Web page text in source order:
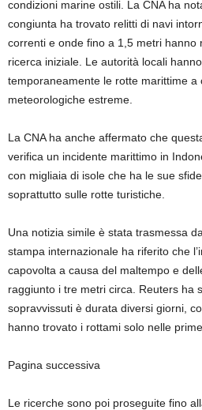
condizioni marine ostili. La CNA ha
congiunta ha trovato relitti di navi
correnti e onde fino a 1,5 metri hanno
ricerca iniziale. Le autorità locali
temporaneamente le rotte marittime a
meteorologiche estreme.
La CNA ha anche affermato che
verifica un incidente marittimo in
con migliaia di isole che ha le sue
soprattutto sulle rotte turistiche.
Una notizia simile è stata trasmessa
stampa internazionale ha riferito che
capovolta a causa del maltempo e
raggiunto i tre metri circa. Reuters ha
sopravvissuti è durata diversi giorni,
hanno trovato i rottami solo nelle
Pagina successiva
Le ricerche sono poi proseguite fino